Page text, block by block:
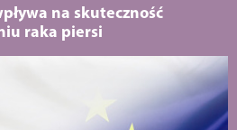
na skuteczność
raka piersi